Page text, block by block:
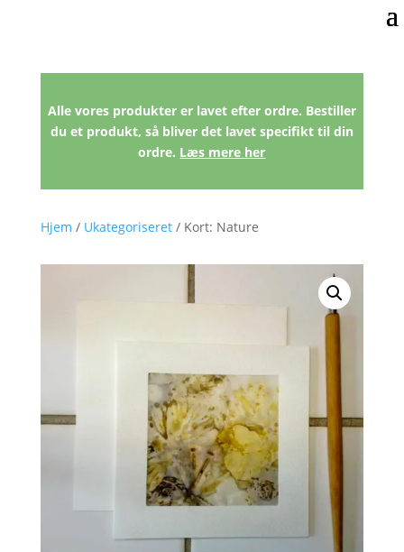
Alle vores produkter er lavet efter ordre. Bestiller
du et produkt, så bliver det lavet specifikt til din
ordre. Læs mere her
Hjem / Ukategoriseret/ Kort: Nature